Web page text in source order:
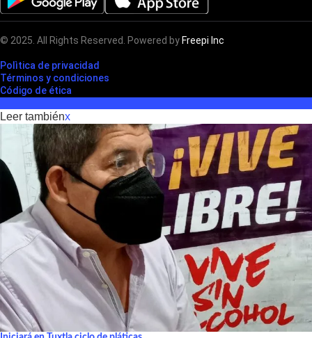
© 2025. All Rights Reserved. Powered by Freepi Inc
Polìtica de privacidad
Términos y condiciones
Código de ética
Leer tambiénx